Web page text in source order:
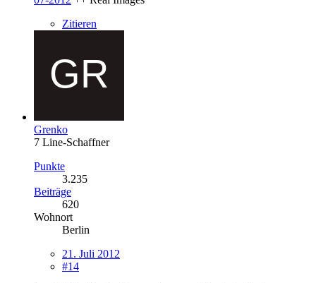
Zitieren
Grenko
7 Line-Schaffner
Punkte
3.235
Beiträge
620
Wohnort
Berlin
21. Juli 2012
#14